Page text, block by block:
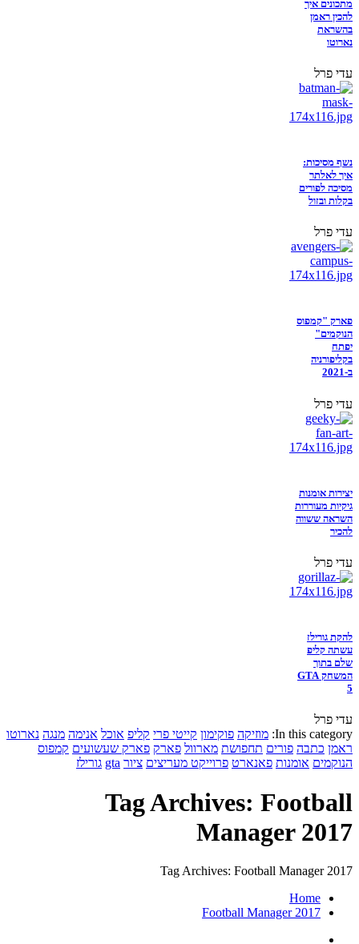
מתכונים איך
להכין ראמן
בהשראת
נארוטו
עדי פרל
נשף מסיכות:
איך לאלתר
מסיכה לפורים
בקלות ובזול
עדי פרל
פארק "קמפוס
הנוקמים"
יפתח
בקליפורניה
ב-2021
עדי פרל
יצירות אומנות
גיקיות מעוררות
השראה ששווה
להכיר
עדי פרל
להקת גורילז
עשתה קליפ
שלם בתוך
המשחק GTA
5
עדי פרל
In this category: מוזיקה פוקימון קייטי פרי קליפ אוכל אנימה מנגה נארוטו
ראמן כתבה פורים תחפושת מארוול פארק פארק שעשועים קמפוס
הנוקמים אומנות פאנארט פרוייקט מעריצים ציור gta גורילז
Tag Archives: Football
Manager 2017
Tag Archives: Football Manager 2017
Home
Football Manager 2017